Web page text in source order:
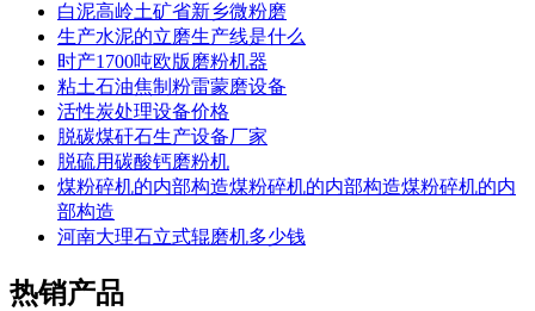
白泥高岭土矿省新乡微粉磨
生产水泥的立磨生产线是什么
时产1700吨欧版磨粉机器
粘土石油焦制粉雷蒙磨设备
活性炭处理设备价格
脱碳煤矸石生产设备厂家
脱硫用碳酸钙磨粉机
煤粉碎机的内部构造煤粉碎机的内部构造煤粉碎机的内
部构造
河南大理石立式辊磨机多少钱
热销产品